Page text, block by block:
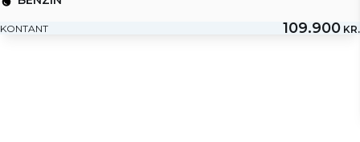
KONTANT 109.900 KR.